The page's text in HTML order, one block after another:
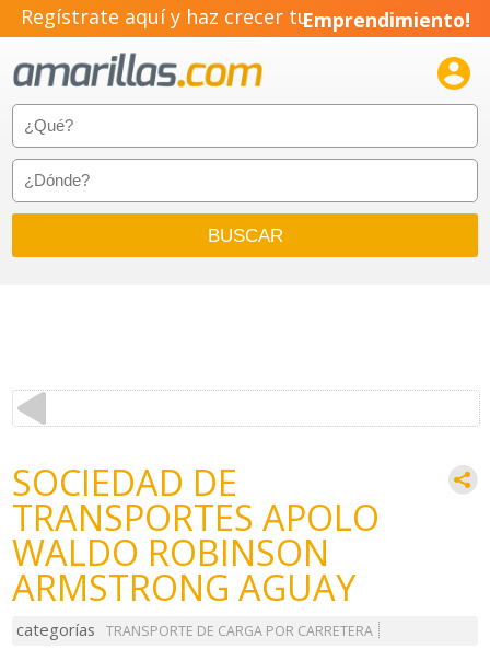
Regístrate aquí y haz crecer tuEmprendimiento!

SOCIEDAD DE
TRANSPORTES APOLO
WALDO ROBINSON
ARMSTRONG AGUAY
categorías TRANSPORTE DE CARGA POR CARRETERA